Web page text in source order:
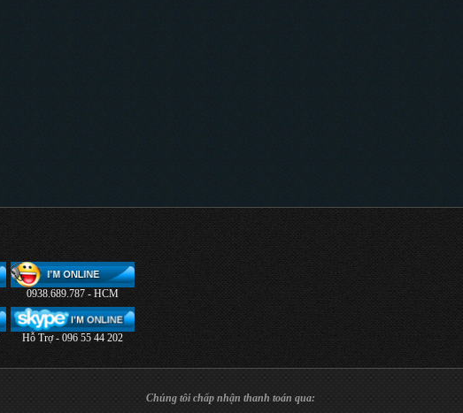
0938.689.787 - HCM
Hỗ Trợ - 096 55 44 202
Chúng tôi chấp nhận thanh toán qua: